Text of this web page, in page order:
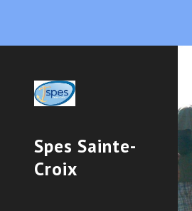
Spes Sainte-
Croix